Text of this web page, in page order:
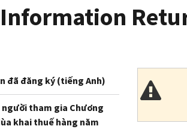
đã đăng ký (tiếng Anh)
tham gia Chương
khai thuế hàng năm